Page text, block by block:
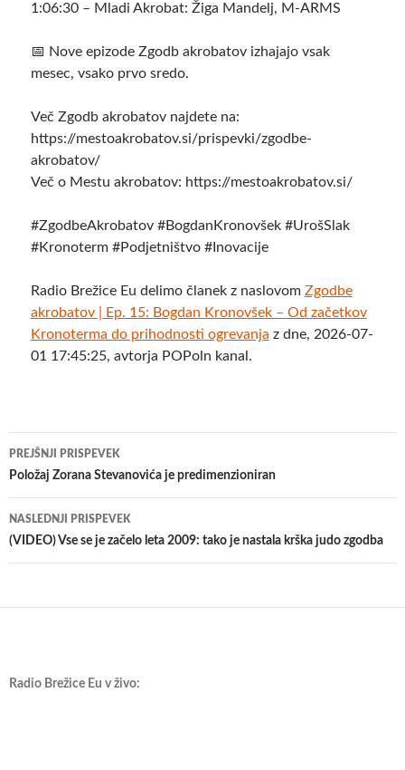
1:06:30 – Mladi Akrobat: Žiga Mandelj, M-ARMS
📅 Nove epizode Zgodb akrobatov izhajajo vsak
mesec, vsako prvo sredo.
Več Zgodb akrobatov najdete na:
https://mestoakrobatov.si/prispevki/zgodbe-
akrobatov/
Več o Mestu akrobatov: https://mestoakrobatov.si/
#ZgodbeAkrobatov #BogdanKronovšek #UrošSlak
#Kronoterm #Podjetništvo #Inovacije
Radio Brežice Eu delimo članek z naslovom Zgodbe
akrobatov | Ep. 15: Bogdan Kronovšek – Od začetkov
Kronoterma do prihodnosti ogrevanja z dne, 2026-07-
01 17:45:25, avtorja POPoln kanal.
Krmarjenje
po
prispevkih
PREJŠNJI PRISPEVEK
Položaj Zorana Stevanovića je predimenzioniran
NASLEDNJI PRISPEVEK
(VIDEO) Vse se je začelo leta 2009: tako je nastala krška judo zgodba
Radio Brežice Eu v živo: